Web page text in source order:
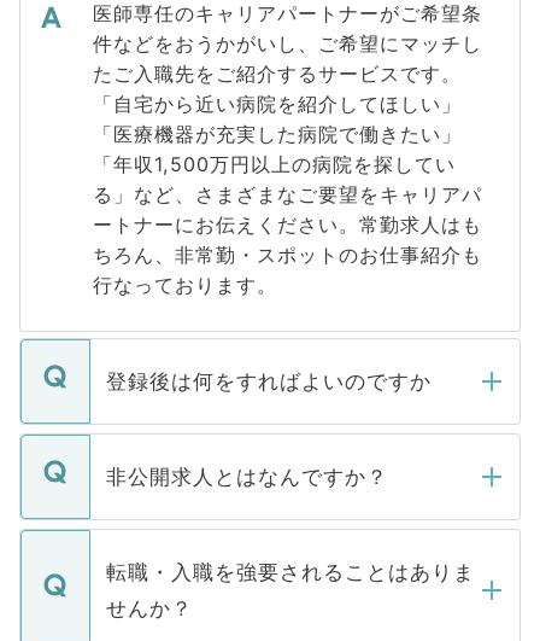
医師専任のキャリアパートナーがご希望条
件などをおうかがいし、ご希望にマッチし
たご入職先をご紹介するサービスです。
「自宅から近い病院を紹介してほしい」
「医療機器が充実した病院で働きたい」
「年収1,500万円以上の病院を探してい
る」など、さまざまなご要望をキャリアパ
ートナーにお伝えください。常勤求人はも
ちろん、非常勤・スポットのお仕事紹介も
行なっております。
登録後は何をすればよいのですか
ご登録いただきましたら、弊社担当者がご
登録内容を確認し、その後メールもしくは
ます。通常、5営業日以内にはご連絡をせて
いただきますので、しばらくお待ちくださ
非公開求人とはなんですか？
マイナビDOCTORで取り扱っている求人の
うち約3割は、Webサイトからご覧いただ
けない「非公開求人」です。非公開求人は
下記の理由によって、一般には公開してい
転職・入職を強要されることはありま
せんか？